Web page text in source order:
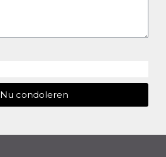
Nu condoleren